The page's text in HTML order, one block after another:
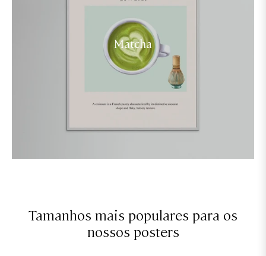
Matcha
Tamanhos mais populares para os
nossos posters